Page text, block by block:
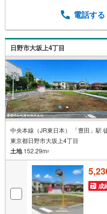
多数ございます！ご
迎え・最寄り駅等でお
ご相談ください。ご希
に合わせた物件なども
は朝日土地建物（株
電話する
日野市大坂上4丁目
中央本線（JR東日本） 「豊田」駅
東京都日野市大坂上4丁目
土地152.29m2
成